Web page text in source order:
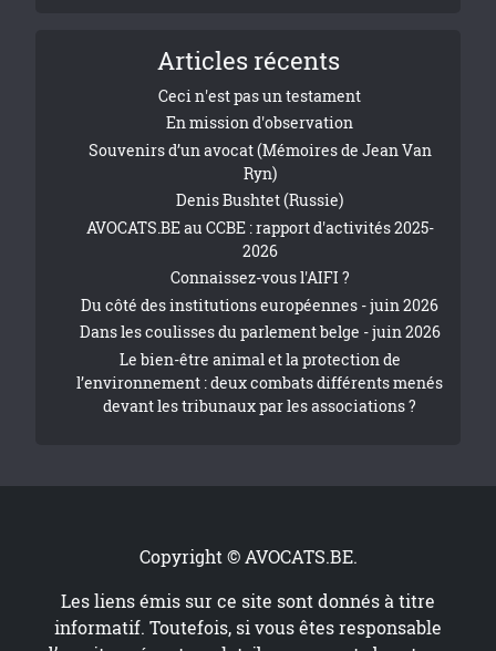
Articles récents
Ceci n'est pas un testament
En mission d'observation
Souvenirs d’un avocat (Mémoires de Jean Van
Ryn)
Denis Bushtet (Russie)
AVOCATS.BE au CCBE : rapport d'activités 2025-
2026
Connaissez-vous l'AIFI ?
Du côté des institutions européennes - juin 2026
Dans les coulisses du parlement belge - juin 2026
Le bien-être animal et la protection de
l’environnement : deux combats différents menés
devant les tribunaux par les associations ?
Copyright © AVOCATS.BE.
Les liens émis sur ce site sont donnés à titre
informatif. Toutefois, si vous êtes responsable